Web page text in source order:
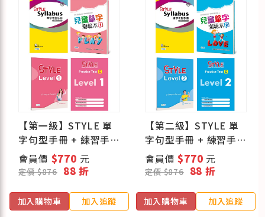
【第一級】STYLE 單
字句型手冊 + 練習手
冊 + Practice Test (C
版) + 兒童單字測驗本
會員價 $770 元
定價 $876 88 折
加入購物車 加入追蹤
【第二級】STYLE 單
字句型手冊 + 練習手
冊 + Practice Test (C
版) + 兒童單字測驗本
會員價$770 元
定價 $876 88 折
加入購物車 加入追蹤